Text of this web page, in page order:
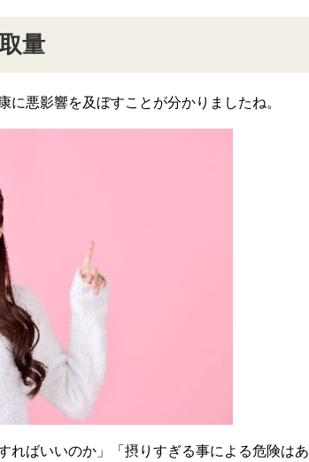
量
悪影響を及ぼすことが分かりましたね。
ればいいのか」「摂りすぎる事による危険はあ